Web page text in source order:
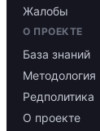
Жалобы
О ПРОЕКТЕ
База знаний
Методология
Редполитика
О проекте